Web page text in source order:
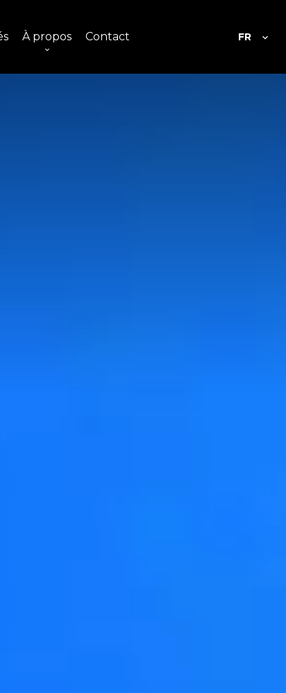
À propos Contact FR